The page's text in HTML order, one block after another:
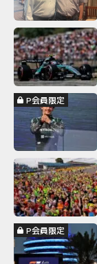
P会員限定
P会員限定